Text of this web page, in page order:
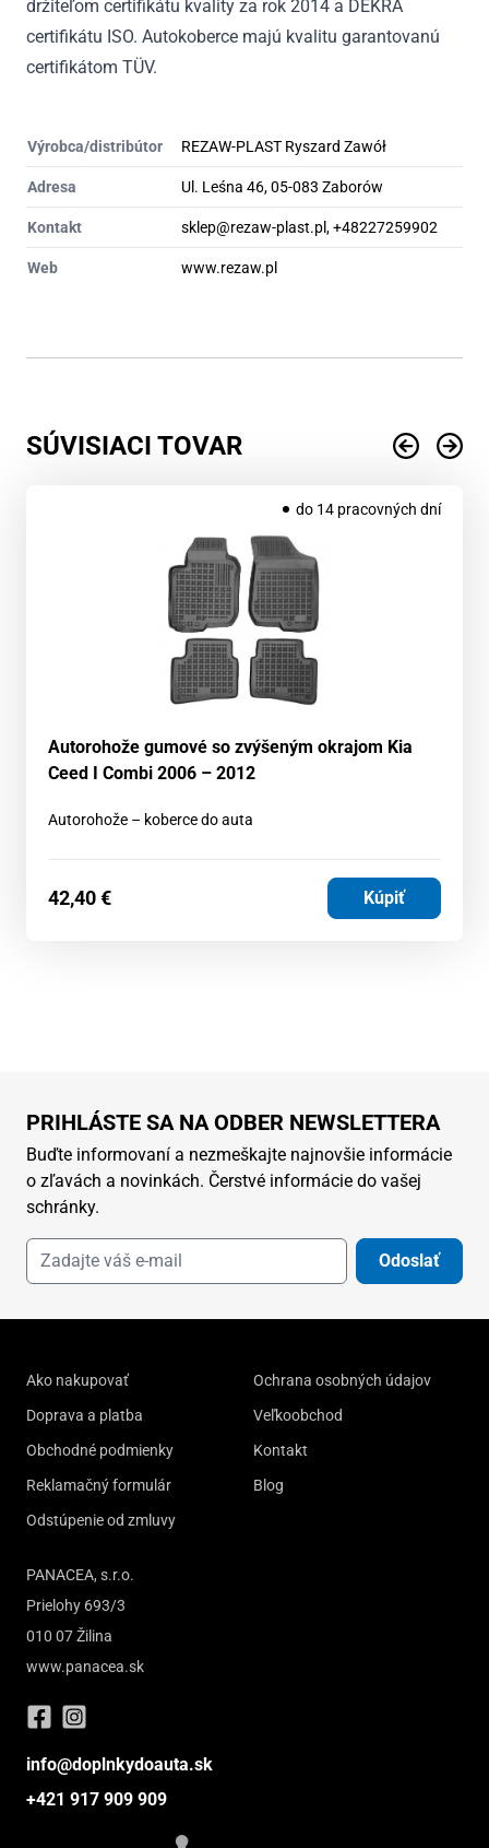
držiteľom certifikátu kvality za rok 2014 a DEKRA
certifikátu ISO. Autokoberce majú kvalitu garantovanú
certifikátom TÜV.
Výrobca/distribútor REZAW-PLAST Ryszard Zawół
Adresa Ul. Leśna 46, 05-083 Zaborów
Kontakt sklep@rezaw-plast.pl, +48227259902
Web www.rezaw.pl
SÚVISIACI TOVAR
do 14 pracovných dní
Autorohože gumové so zvýšeným okrajom Kia
Ceed I Combi 2006 – 2012
Autorohože – koberce do auta
42,40€ Kúpiť
PRIHLÁSTE SA NA ODBER NEWSLETTERA
Buďte informovaní a nezmeškajte najnovšie informácie
o zľavách a novinkách. Čerstvé informácie do vašej
schránky.
Odoslať
Ako nakupovať
Doprava a platba
Obchodné podmienky
Reklamačný formulár
Odstúpenie od zmluvy
Ochrana osobných údajov
Veľkoobchod
Kontakt
Blog
PANACEA, s.r.o.
Prielohy 693/3
010 07 Žilina
www.panacea.sk
info@doplnkydoauta.sk
+421 917 909 909